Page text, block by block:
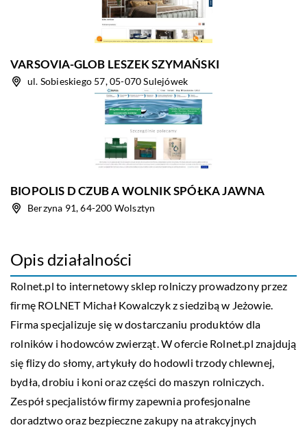
VARSOVIA-GLOB LESZEK SZYMAŃSKI
ul. Sobieskiego 57, 05-070 Sulejówek
BIOPOLIS D CZUB A WOLNIK SPÓŁKA JAWNA
Berzyna 91, 64-200 Wolsztyn
Opis działalności
Rolnet.pl to internetowy sklep rolniczy prowadzony przez
firmę ROLNET Michał Kowalczyk z siedzibą w Jeżowie.
Firma specjalizuje się w dostarczaniu produktów dla
rolników i hodowców zwierząt. W ofercie Rolnet.pl znajdują
się flizy do słomy, artykuły do hodowli trzody chlewnej,
bydła, drobiu i koni oraz części do maszyn rolniczych.
Zespół specjalistów firmy zapewnia profesjonalne
doradztwo oraz bezpieczne zakupy na atrakcyjnych